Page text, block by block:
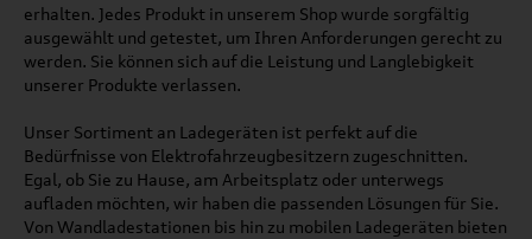
erhalten. Jedes Produkt in unserem Shop wurde sorgfältig
ausgewählt und getestet, um Ihren Anforderungen gerecht zu
werden. Sie können sich auf die Leistung und Langlebigkeit
unserer Produkte verlassen.
Unser Sortiment an Ladegeräten ist perfekt auf die
Bedürfnisse von Elektrofahrzeugbesitzern zugeschnitten.
Egal, ob Sie zu Hause, am Arbeitsplatz oder unterwegs
aufladen möchten, wir haben die passenden Lösungen für Sie.
Von Wandladestationen bis hin zu mobilen Ladegeräten bieten